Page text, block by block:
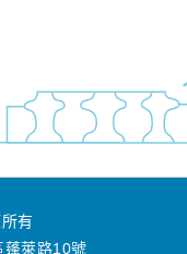
有
蓬萊路10號